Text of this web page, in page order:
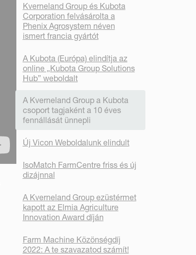
Kverneland Group és Kubota
Corporation felvásárolta a
Phenix Agrosystem néven
ismert francia gyártót
A Kubota (Európa) elindítja az
online „Kubota Group Solutions
Hub” weboldalt
A Kverneland Group a Kubota
csoport tagjaként a 10 éves
fennállását ünnepli
Új Vicon Weboldalunk elindult
IsoMatch FarmCentre friss és új
dizájnnal
A Kverneland Group ezüstérmet
kapott az Elmia Agriculture
Innovation Award díján
Farm Machine Közönségdíj
2022: A te szavazatod számít!